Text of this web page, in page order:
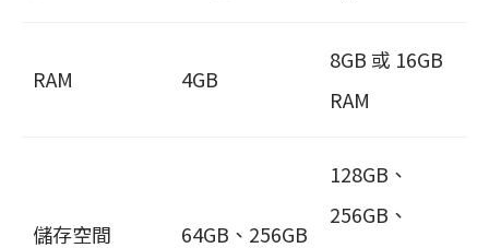
RAM 4GB
8GB 或 16GB
RAM
儲存空間 64GB、256GB
128GB、
256GB、